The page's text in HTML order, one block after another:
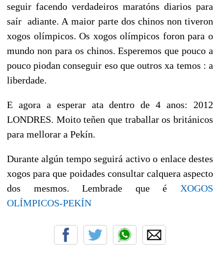
seguir facendo verdadeiros maratóns diarios para
saír adiante. A maior parte dos chinos non tiveron
xogos olímpicos. Os xogos olímpicos foron para o
mundo non para os chinos. Esperemos que pouco a
pouco piodan conseguir eso que outros xa temos : a
liberdade.
E agora a esperar ata dentro de 4 anos: 2012
LONDRES. Moito teñen que traballar os británicos
para mellorar a Pekín.
Durante algún tempo seguirá activo o enlace destes
xogos para que poidades consultar calquera aspecto
dos mesmos. Lembrade que é XOGOS
OLÍMPICOS-PEKÍN